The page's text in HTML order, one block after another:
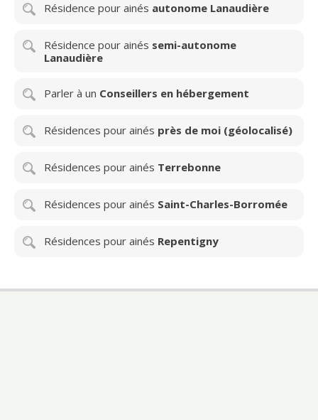
Résidence pour ainés autonome Lanaudière
Résidence pour ainés semi-autonome
Lanaudière
Parler à un Conseillers en hébergement
Résidences pour ainés près de moi (géolocalisé)
Résidences pour ainés Terrebonne
Résidences pour ainés Saint-Charles-Borromée
Résidences pour ainés Repentigny